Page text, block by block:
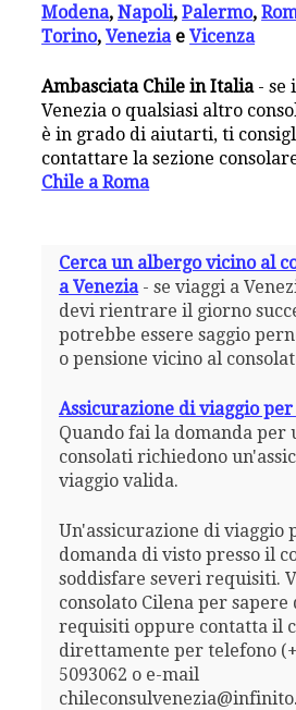
Modena,Napoli,Palermo,
Torino,VeneziaeVicenza
Ambasciata Chile in Italia- se
Venezia o qualsiasi altro
è in grado di aiutarti, ti
contattare la sezione
Chile a Roma
Cerca un albergo vicino al
a Venezia- se viaggi a
devi rientrare il giorno
potrebbe essere saggio
o pensione vicino al
Assicurazione di viaggio
Quando fai la domanda per
consolati richiedono
viaggio valida.
Un'assicurazione di viaggio
domanda di visto presso il
soddisfare severi requisiti.
consolato Cilena per sapere
requisiti oppure contatta il
direttamente per telefono
5093062 o e-mail